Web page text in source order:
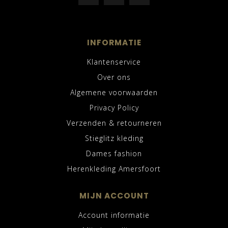
INFORMATIE
Klantenservice
Over ons
Algemene voorwaarden
Privacy Policy
Verzenden & retourneren
Stieglitz kleding
Dames fashion
Herenkleding Amersfoort
MIJN ACCOUNT
Account informatie